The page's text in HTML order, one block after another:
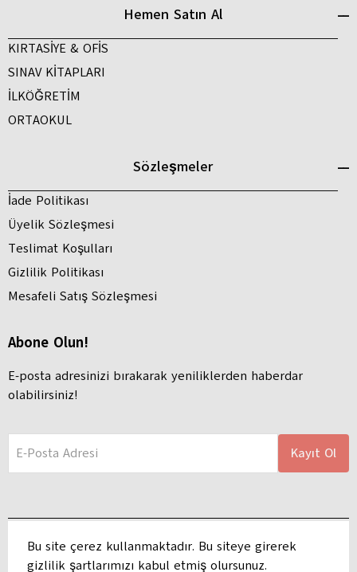
Bu site çerez kullanmaktadır. Bu siteye girerek
gizlilik şartlarımızı kabul etmiş olursunuz.
Hemen Satın Al
KIRTASİYE & OFİS
SINAV KİTAPLARI
İLKÖĞRETİM
ORTAOKUL
Sözleşmeler
İade Politikası
Üyelik Sözleşmesi
Teslimat Koşulları
Gizlilik Politikası
Mesafeli Satış Sözleşmesi
Abone Olun!
E-posta adresinizi bırakarak yeniliklerden haberdar
olabilirsiniz!
E-Posta Adresi Kayıt Ol